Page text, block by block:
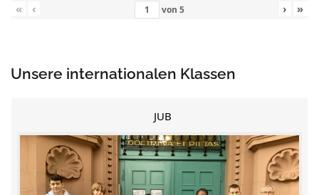
«
‹ von 5 › »
Unsere internationalen Klassen
JUB